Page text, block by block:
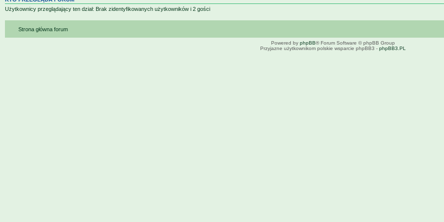
Użytkownicy przeglądający ten dział: Brak zidentyfikowanych użytkowników i 2 gości
Strona główna forum
Powered by phpBB® Forum Software © phpBB Group
Przyjazne użytkownikom polskie wsparcie phpBB3 - phpBB3.PL